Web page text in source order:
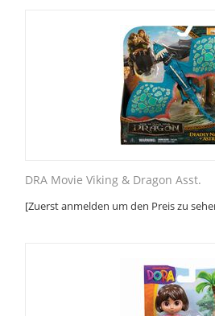
DRA Movie Viking & Dragon Asst.
[Zuerst anmelden um den Preis zu